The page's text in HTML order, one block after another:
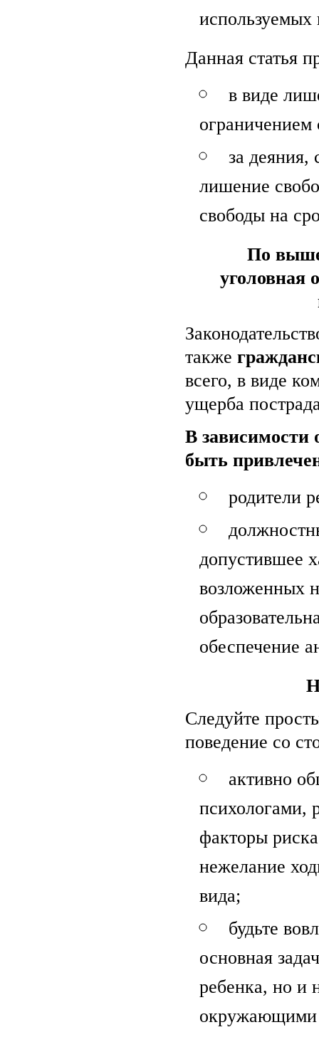
используемых
Данная статья
в виде
ограничением
за
лишение
свободы на
По
уголовная
также
всего, в виде
ущерба
В зависимости
быть
родители
допустившее
возложенных
обеспечение
Следуйте
поведение со
активно
психологами,
факторы
нежелание
вида;
будьте
основная
ребенка, но и